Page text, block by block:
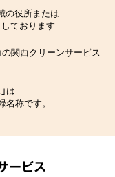
の役所または
ております
の関西クリーンサービス
は
称です。
ービス